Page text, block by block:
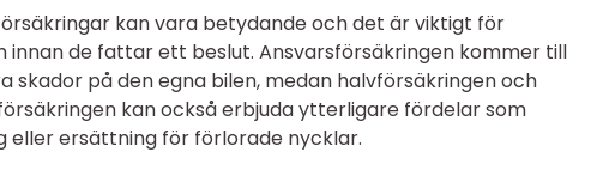
kan vara betydande och det är viktigt för
de fattar ett beslut. Ansvarsförsäkringen kommer till
skador på den egna bilen, medan halvförsäkringen och
kan också erbjuda ytterligare fördelar som
eller ersättning för förlorade nycklar.